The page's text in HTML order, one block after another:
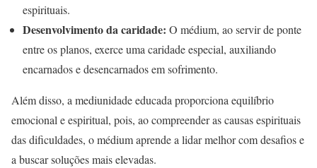
espirituais.
Desenvolvimento da caridade: O médium, ao servir de ponte
entre os planos, exerce uma caridade especial, auxiliando
encarnados e desencarnados em sofrimento.
Além disso, a mediunidade educada proporciona equilíbrio
emocional e espiritual, pois, ao compreender as causas espirituais
das dificuldades, o médium aprende a lidar melhor com desafios e
a buscar soluções mais elevadas.